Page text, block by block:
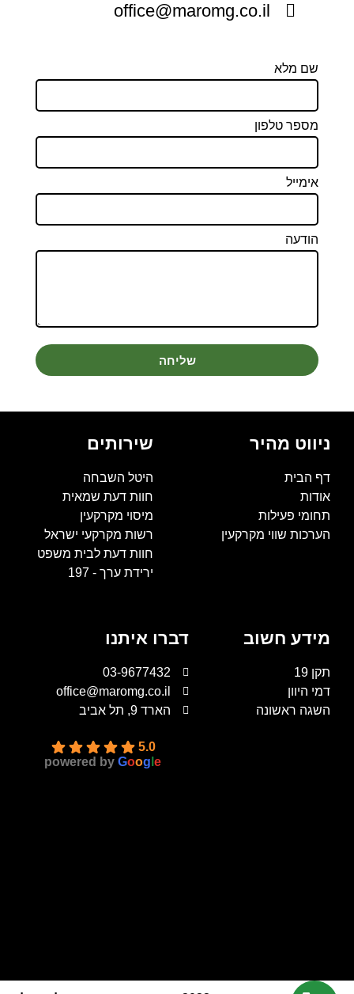
office@maromg.co.il
שם מלא
מספר טלפון
אימייל
הודעה
שליחה
ניווט מהיר
דף הבית
אודות
תחומי פעילות
הערכות שווי מקרקעין
שירותים
היטל השבחה
חוות דעת שמאית
מיסוי מקרקעין
רשות מקרקעי ישראל
חוות דעת לבית משפט
ירידת ערך - 197
מידע חשוב
תקן 19
דמי היוון
השגה ראשונה
דברו איתנו
03-9677432
office@maromg.co.il
הארד 9, תל אביב
5.0
powered byGoog le